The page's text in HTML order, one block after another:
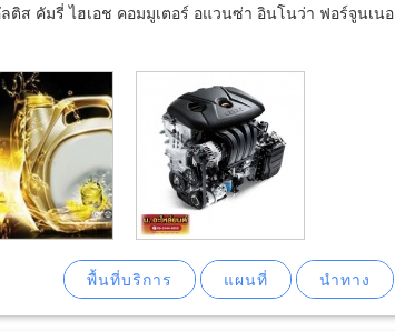
ติส คัมรี่ ไฮเอช คอมมูเตอร์ อแวนซ่า อินโนว่า ฟอร์จูนเนอ